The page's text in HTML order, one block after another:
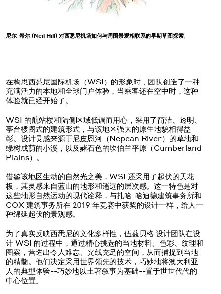
尼尔-希尔 (Neil Hill) 对西悉尼机场如何与周围景观相联系的早期草图探索。
在构思西悉尼国际机场（WSI）的形象时，团队创造了一种
充满活力的本地和全球门户体验，当乘客还在空中时，这种
体验就已经开始了。
WSI 的航站楼和陆侧区域低调而用心，采用了简洁、透明、
亭台楼阁式的建筑形式，与该地区强大的原生地貌相得益
彰。设计灵感来源于尼皮恩河（Nepean River）的草地和
绿树成荫的小溪，以及赭石色的坎伯兰平原（Cumberland
Plains）。
借鉴该地区生动的自然光之美，WSI 还采用了起伏的天花
板，其灵感来自蓝山的地形和遥远的层次感。这一特色是对
这些地形自然运动的现代诠释，与扎哈-哈迪德建筑事务所和
COX 建筑事务所在 2019 年竞赛中获奖的设计一样，给人一
种绵延起伏的景观感。
为了真实反映西悉尼的文化多样性，伍兹贝格 设计团队在设
计 WSI 的过程中，通过精心挑选的当地材料、色彩、纹理和
图案，营造出令人难忘、光线充足的空间，从而捕捉到当地
的精髓。他们决定采用世界领先的技术，巧妙地将澳大利亚
人的典型体验--巧妙地以土著叙事为基础--置于世世代代的
中心位置。